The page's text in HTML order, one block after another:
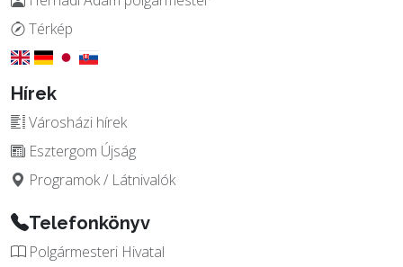
Térkép
Hírek
Városházi hírek
Esztergom Újság
Programok / Látnivalók
Telefonkönyv
Polgármesteri Hivatal